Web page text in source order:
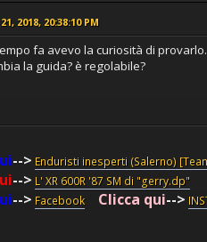
2018, 20:38:10 PM
fa avevo la curiosità di provarlo.
la guida? è regolabile?
--> Enduristi inesperti (Salerno)
--> L' XR 600R '87 SM di "gerry.dp"
--> Facebook Clicca qui-->